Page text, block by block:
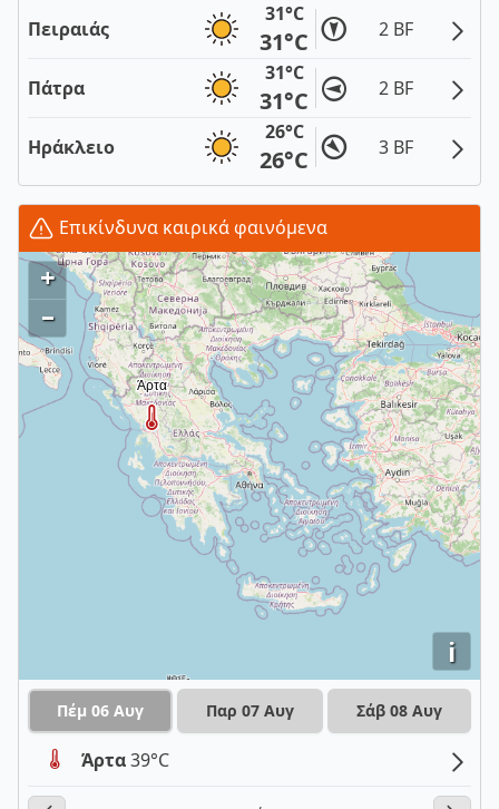
Πειραιάς
31°C
31°C 2 BF
Πάτρα
31°C
31°C 2 BF
Ηράκλειο
26°C
26°C 3 BF
Επικίνδυνα καιρικά φαινόμενα
i
+
–
Πέμ 06 Αυγ Παρ 07 Αυγ Σάβ 08 Αυγ
Άρτα39°C